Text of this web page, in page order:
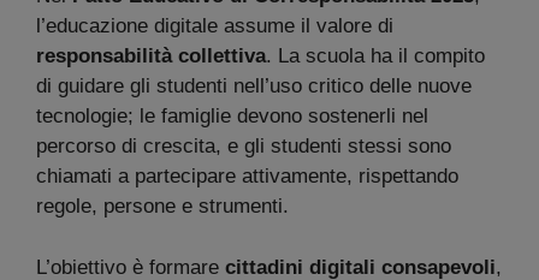
l’educazione digitale assume il valore di
responsabilità collettiva. La scuola ha il compito
di guidare gli studenti nell’uso critico delle nuove
tecnologie; le famiglie devono sostenerli nel
percorso di crescita, e gli studenti stessi sono
chiamati a partecipare attivamente, rispettando
regole, persone e strumenti.
L’obiettivo è formare cittadini digitali consapevoli,